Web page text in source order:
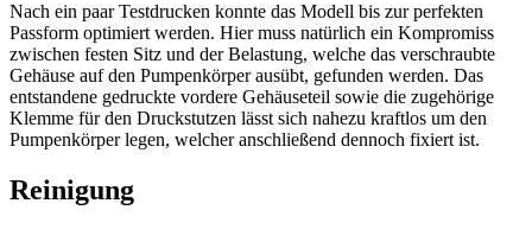
Nach ein paar Testdrucken konnte das Modell bis zur perfekten
Passform optimiert werden. Hier muss natürlich ein Kompromiss
zwischen festen Sitz und der Belastung, welche das verschraubte
Gehäuse auf den Pumpenkörper ausübt, gefunden werden. Das
entstandene gedruckte vordere Gehäuseteil sowie die zugehörige
Klemme für den Druckstutzen lässt sich nahezu kraftlos um den
Pumpenkörper legen, welcher anschließend dennoch fixiert ist.
Reinigung